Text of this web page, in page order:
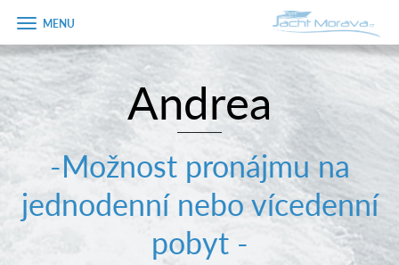
Úvodní strana
Pronájem a ceník
Plán plavby
Tipy na výlet
Zobrazit
menu
Andrea
-Možnost pronájmu na
jednodenní nebo vícedenní
pobyt -